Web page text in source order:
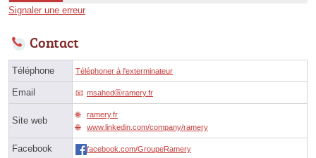
Signaler une erreur
Contact
Téléphone Téléphoner à l'exterminateur
Email msahedⓐramery.fr
Site web
ramery.fr
www.linkedin.com/company/ramery
Facebook facebook.com/GroupeRamery